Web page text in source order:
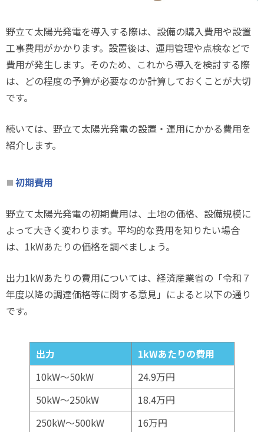
野立て太陽光発電を導入する際は、設備の購入費用や設置
工事費用がかかります。設置後は、運用管理や点検などで
費用が発生します。そのため、これから導入を検討する際
は、どの程度の予算が必要なのか計算しておくことが大切
です。
続いては、野立て太陽光発電の設置・運用にかかる費用を
紹介します。
初期費用
野立て太陽光発電の初期費用は、土地の価格、設備規模に
よって大きく変わります。平均的な費用を知りたい場合
は、1kWあたりの価格を調べましょう。
出力1kWあたりの費用については、経済産業省の「令和７
年度以降の調達価格等に関する意見」によると以下の通り
です。
出力
1kWあたりの費用
10kW～50kW
24.9万円
50kW～250kW
18.4万円
250kW～500kW
16万円